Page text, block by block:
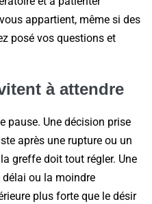
appartient, même si des
posé vos questions et
à attendre
pause. Une décision prise
après une rupture ou un
greffe doit tout régler. Une
ou la moindre
plus forte que le désir